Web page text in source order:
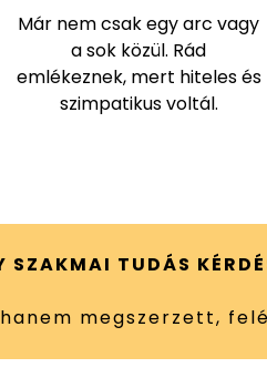
Már nem csak egy arc vagy
a sok közül. Rád
emlékeznek, mert hiteles és
szimpatikus voltál.
SZAKMAI TUDÁS
megszerzett,